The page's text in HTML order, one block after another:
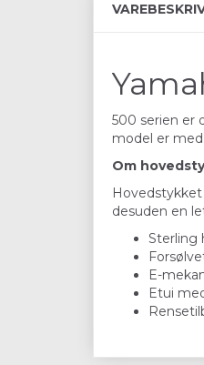
500 serien er
model er
Om
desuden en
Sterling
E-
Etui